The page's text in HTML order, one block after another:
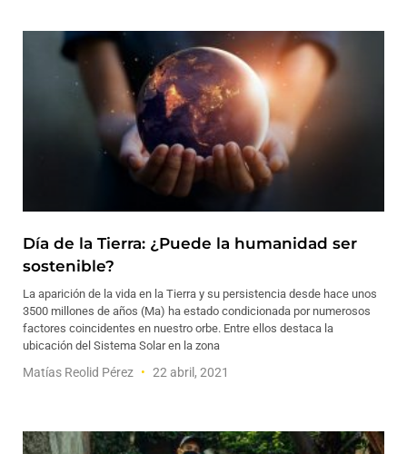
Día de la Tierra: ¿Puede la humanidad ser
sostenible?
La aparición de la vida en la Tierra y su persistencia desde hace unos
3500 millones de años (Ma) ha estado condicionada por numerosos
factores coincidentes en nuestro orbe. Entre ellos destaca la
ubicación del Sistema Solar en la zona
Matías Reolid Pérez 22 abril, 2021